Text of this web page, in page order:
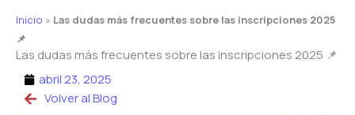
Inicio » Las dudas más frecuentes sobre las inscripciones 2025
📌
Las dudas más frecuentes sobre las inscripciones 2025 📌
abril 23, 2025
Volver al Blog